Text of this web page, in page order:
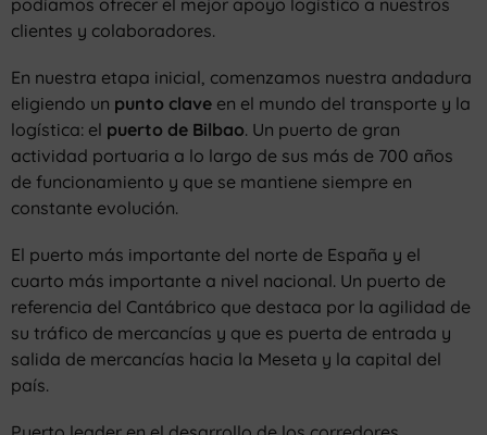
clientes y colaboradores.
En nuestra etapa inicial, comenzamos nuestra andadura
eligiendo un punto clave en el mundo del transporte y la
logística: el puerto de Bilbao. Un puerto de gran
actividad portuaria a lo largo de sus más de 700 años
de funcionamiento y que se mantiene siempre en
constante evolución.
El puerto más importante del norte de España y el
cuarto más importante a nivel nacional. Un puerto de
referencia del Cantábrico que destaca por la agilidad de
su tráfico de mercancías y que es puerta de entrada y
salida de mercancías hacia la Meseta y la capital del
país.